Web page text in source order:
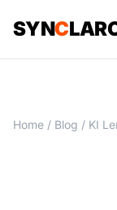
SYNC
Home / Blog / KI